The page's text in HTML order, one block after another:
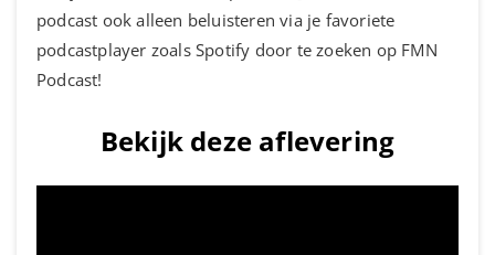
podcast ook alleen beluisteren via je favoriete
podcastplayer zoals Spotify door te zoeken op FMN
Podcast!
Bekijk deze aflevering